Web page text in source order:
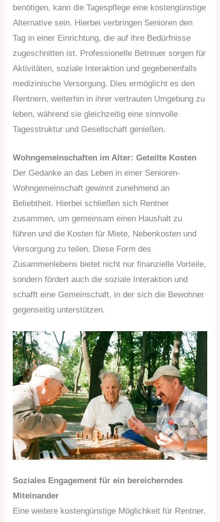
benötigen, kann die Tagespflege eine kostengünstige
Alternative sein. Hierbei verbringen Senioren den
Tag in einer Einrichtung, die auf ihre Bedürfnisse
zugeschnitten ist. Professionelle Betreuer sorgen für
Aktivitäten, soziale Interaktion und gegebenenfalls
medizinische Versorgung. Dies ermöglicht es den
Rentnern, weiterhin in ihrer vertrauten Umgebung zu
leben, während sie gleichzeitig eine sinnvolle
Tagesstruktur und Gesellschaft genießen.
Wohngemeinschaften im Alter: Geteilte Kosten
Der Gedanke an das Leben in einer Senioren-
Wohngemeinschaft gewinnt zunehmend an
Beliebtheit. Hierbei schließen sich Rentner
zusammen, um gemeinsam einen Haushalt zu
führen und die Kosten für Miete, Nebenkosten und
Versorgung zu teilen. Diese Form des
Zusammenlebens bietet nicht nur finanzielle Vorteile,
sondern fördert auch die soziale Interaktion und
schafft eine Gemeinschaft, in der sich die Bewohner
gegenseitig unterstützen.
Soziales Engagement für ein bereicherndes
Miteinander
Eine weitere kostengünstige Möglichkeit für Rentner,